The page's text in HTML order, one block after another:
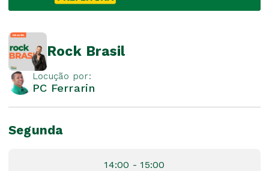
Rock Brasil
Locução por:
PC Ferrarin
Segunda
14:00 - 15:00